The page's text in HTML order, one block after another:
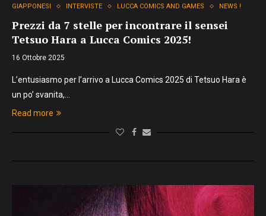
GIAPPONESI
INTERVISTE LUCCA COMICS AND GAMES NEWS !
Prezzi da 7 stelle per incontrare il sensei
Tetsuo Hara a Lucca Comics 2025!
16 Ottobre 2025
L’entusiasmo per l’arrivo a Lucca Comics 2025 di Tetsuo Hara è
un po’ svanita,…
Read more